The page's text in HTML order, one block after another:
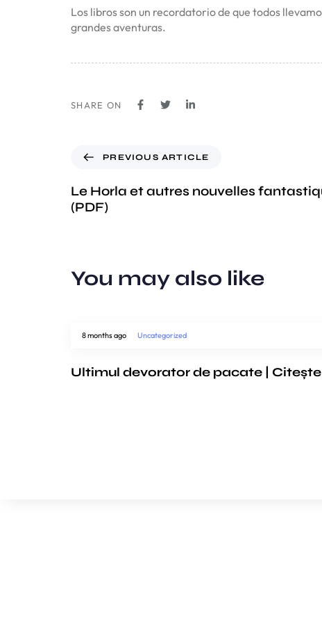
Los libros son un recordatorio de que todos
grandes aventuras.
SHARE ON
PREVIOUS ARTICLE
Le Horla et autres nouvelles
(PDF)
You may also like
8 months ago Uncategorized
Ultimul devorator de pacate |